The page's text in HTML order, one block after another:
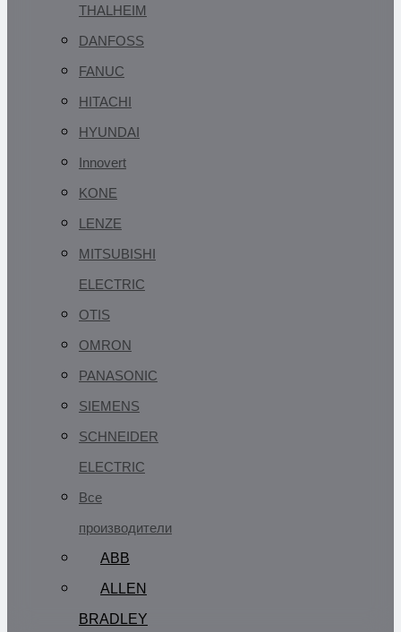
THALHEIM
DANFOSS
FANUC
HITACHI
HYUNDAI
Innovert
KONE
LENZE
MITSUBISHI
ELECTRIC
OTIS
OMRON
PANASONIC
SIEMENS
SCHNEIDER
ELECTRIC
Все
производители
ABB
ALLEN
BRADLEY